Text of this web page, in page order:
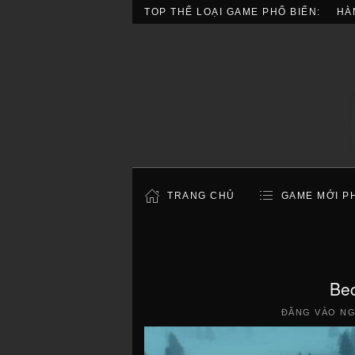
TOP THỂ LOẠI GAME PHỔ BIẾN:
TRANG CHỦ GAME MỚI
ĐĂNG VÀO